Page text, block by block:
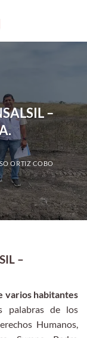
–
ORTIZ COBO
–
varios habitantes
palabras de los
Humanos,